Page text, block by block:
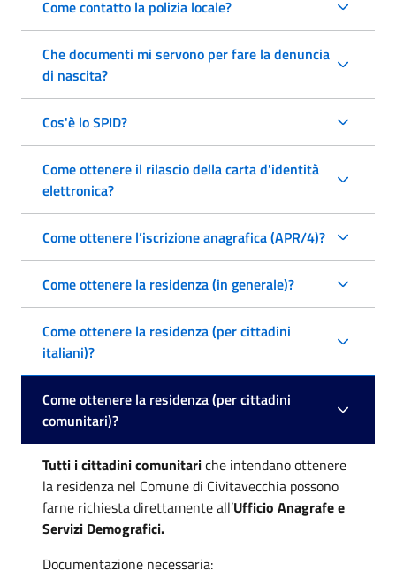
Come contatto la polizia locale?
Che documenti mi servono per fare la denuncia
di nascita?
Cos'è lo SPID?
Come ottenere il rilascio della carta d'identità
elettronica?
Come ottenere l’iscrizione anagrafica (APR/4)?
Come ottenere la residenza (in generale)?
Come ottenere la residenza (per cittadini
italiani)?
Come ottenere la residenza (per cittadini
comunitari)?
Tutti i cittadini comunitariche intendano ottenere
la residenza nel Comune di Civitavecchia possono
farne richiesta direttamente all’Ufficio Anagrafe e
Servizi Demografici.
Documentazione necessaria: